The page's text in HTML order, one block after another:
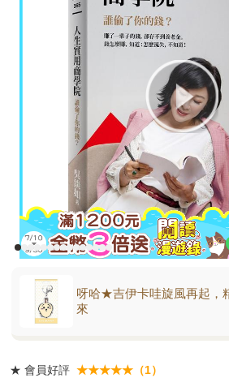
呀哈★吉伊卡哇旋風再起，
來
★ 會員好評 ★★★★★（1）